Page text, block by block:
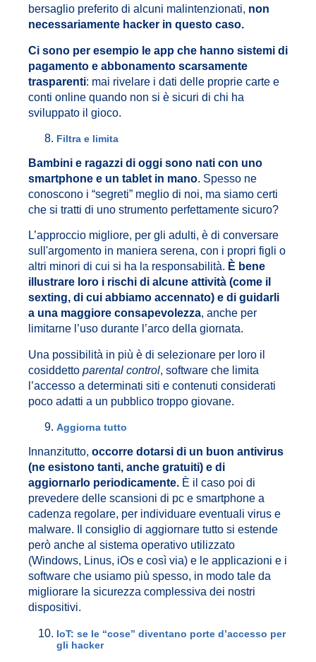
bersaglio preferito di alcuni malintenzionati, non
necessariamente hacker in questo caso.
Ci sono per esempio le app che hanno sistemi di
pagamento e abbonamento scarsamente
trasparenti: mai rivelare i dati delle proprie carte e
conti online quando non si è sicuri di chi ha
sviluppato il gioco.
Filtra e limita
Bambini e ragazzi di oggi sono nati con uno
smartphone e un tablet in mano. Spesso ne
conoscono i “segreti” meglio di noi, ma siamo certi
che si tratti di uno strumento perfettamente sicuro?
L’approccio migliore, per gli adulti, è di conversare
sull'argomento in maniera serena, con i propri figli o
altri minori di cui si ha la responsabilità. È bene
illustrare loro i rischi di alcune attività (come il
sexting, di cui abbiamo accennato) e di guidarli
a una maggiore consapevolezza, anche per
limitarne l’uso durante l’arco della giornata.
Una possibilità in più è di selezionare per loro il
cosiddetto parental control, software che limita
l’accesso a determinati siti e contenuti considerati
poco adatti a un pubblico troppo giovane.
Aggiorna tutto
Innanzitutto, occorre dotarsi di un buon antivirus
(ne esistono tanti, anche gratuiti) e di
aggiornarlo periodicamente. È il caso poi di
prevedere delle scansioni di pc e smartphone a
cadenza regolare, per individuare eventuali virus e
malware. Il consiglio di aggiornare tutto si estende
però anche al sistema operativo utilizzato
(Windows, Linus, iOs e così via) e le applicazioni e i
software che usiamo più spesso, in modo tale da
migliorare la sicurezza complessiva dei nostri
dispositivi.
IoT: se le “cose” diventano porte d’accesso per
gli hacker